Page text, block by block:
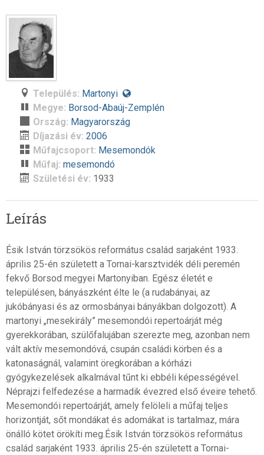
Település: Martonyi
Megye: Borsod-Abaúj-Zemplén
Ország: Magyarország
Díjazási év: 2006
Műfajcsoport: Mesemondók
Műfaj: mesemondó
Születési év: 1933
Leírás
Ésik István törzsökös református család sarjaként 1933.
április 25-én született a Tornai-karsztvidék déli peremén
fekvő Borsod megyei Martonyiban. Egész életét e
településen, bányászként élte le (a rudabányai, az
jukóbányasi és az ormosbányai bányákban dolgozott). A
martonyi „mesekirály” mesemondói repertoárját még
gyerekkorában, szülőfalujában szerezte meg, azonban nem
vált aktív mesemondóvá, csupán családi körben és a
katonaságnál, valamint öregkorában a kórházi
gyógykezelések alkalmával tűnt ki ebbéli képességével.
Néprajzi felfedezése a harmadik évezred első éveire tehető.
Mesemondói repertoárját, amely felöleli a műfaj teljes
horizontját, sőt mondákat és adomákat is tartalmaz, mára
önálló kötet örökíti meg.Ésik István törzsökös református
család sarjaként 1933. április 25-én született a Tornai-